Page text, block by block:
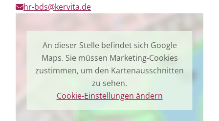
hr-bds@kervita.de
An dieser Stelle befindet sich Google
Maps. Sie müssen Marketing-Cookies
zustimmen, um den Kartenausschnitten
zu sehen.
Cookie-Einstellungen ändern